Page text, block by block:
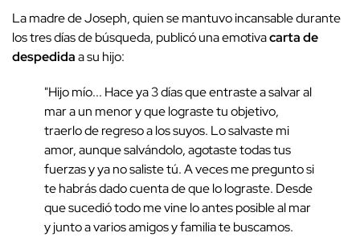
La madre de Joseph, quien se mantuvo incansable durante
los tres días de búsqueda, publicó una emotivacarta de
despedidaa su hijo:
"Hijo mío... Hace ya 3 días que entraste a salvar al
mar a un menor y que lograste tu objetivo,
traerlo de regreso a los suyos. Lo salvaste mi
amor, aunque salvándolo, agotaste todas tus
fuerzas y ya no saliste tú. A veces me pregunto si
te habrás dado cuenta de que lo lograste. Desde
que sucedió todo me vine lo antes posible al mar
y junto a varios amigos y familia te buscamos.